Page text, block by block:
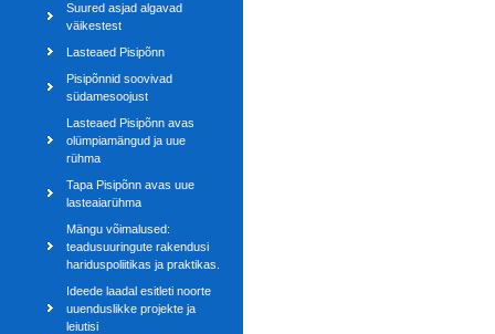
Suured asjad algavad
väikestest
Lasteaed Pisipõnn
Pisipõnnid soovivad
südamesoojust
Lasteaed Pisipõnn avas
olümpiamängud ja uue
rühma
Tapa Pisipõnn avas uue
lasteaiarühma
Mängu võimalused:
teadusuuringute rakendusi
hariduspoliitikas ja praktikas.
Ideede laadal esitleti noorte
uuenduslikke projekte ja
leiutisi